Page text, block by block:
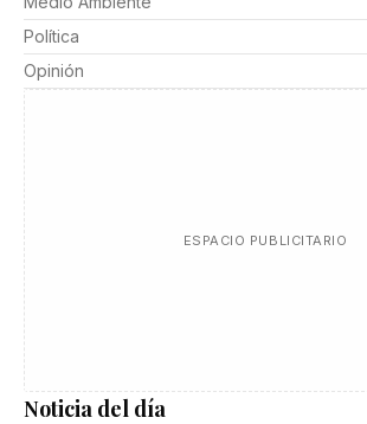
Política
Opinión
ESPACIO PUBLICITARIO
Noticia del día